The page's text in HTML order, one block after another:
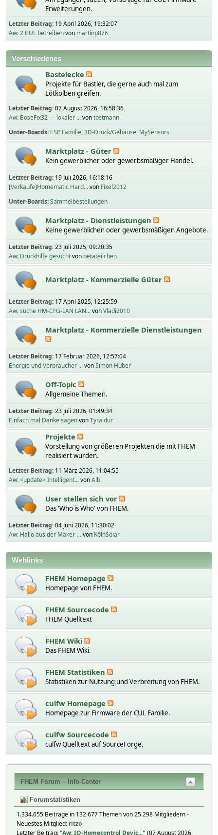
Erweiterungen.
Letzter Beitrag: 19 April 2026, 19:32:07
Aw: 2 CUL betreibenvon martinp876
Verschiedenes
Bastelecke
Projekte für Bastler, die gerne auch mal zum
Lötkolben greifen.
Letzter Beitrag:07 August 2026, 16:58:36
Aw: BoseFix32 — lokaler ...vontostmann
Unter-Boards ESP Familie 3D-Druck/Gehäuse MySensors
Marktplatz - Güter
Kein gewerblicher oder gewerbsmäßiger Handel.
Letzter Beitrag: 19 Juli 2026, 16:18:16
[Verkaufe]Homematic Hard...von Fixel2012
Unter-Boards Sammelbestellungen
Marktplatz - Dienstleistungen
Keine gewerblichen oder gewerbsmäßigen Angebote.
Letzter Beitrag:23 Juli 2025, 09:20:35
Aw: Druckhilfe gesuchtvon betateilchen
Marktplatz - Kommerzielle Güter
Letzter Beitrag: 17 April 2025, 12:25:59
Aw: suche HM-CFG-LAN LAN...vonVladi2010
Marktplatz - Kommerzielle Dienstleistungen
Letzter Beitrag: 17 Februar 2026, 12:57:04
Energie und Verbraucher ...vonSimon Huber
Off-Topic
Allgemeine Themen.
Letzter Beitrag:23 Juli 2026, 01:49:34
Einfach mal Danke sagenvonTyraldur
Projekte
Vorstellung von größeren Projekten die mit FHEM
realisiert wurden.
Letzter Beitrag: 11 März 2026, 11:04:55
Aw: <update> Intelligent...vonAlbi
User stellen sich vor
Das 'Who is Who' von FHEM.
Letzter Beitrag:04 Juni 2026, 11:30:02
Aw: Hallo aus der Maker-...von KölnSolar
Weblinks
FHEM Homepage
Homepage von FHEM.
FHEM Sourcecode
FHEM Quelltext
FHEM Wiki
Das FHEM Wiki.
FHEM Statistiken
Statistiken zur Nutzung und Verbreitung von FHEM.
culfw Homepage
Homepage zur Firmware der CUL Familie.
culfw Sourcecode
culfw Quelltext auf SourceForge.
FHEM Forum – Info-Center
Forumstatistiken
1.334.655 Beiträge in 132.677 Themen von 25.298 Mitgliedern -
Neuestes Mitglied: ritzo
Letzter Beitrag:"Aw: IO-Homecontrol Devic..." (07 August 2026,